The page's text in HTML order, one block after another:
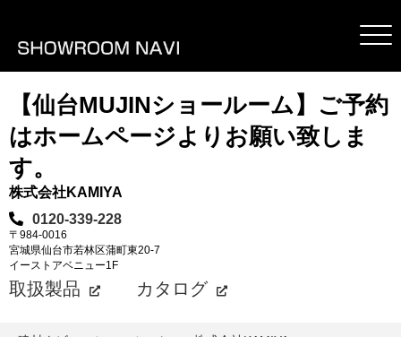
【仙台MUJINショールーム】ご予約
はホームページよりお願い致しま
す。
株式会社KAMIYA
0120-339-228
〒984-0016
宮城県仙台市若林区蒲町東20-7
イーストアベニュー1F
取扱製品 カタログ